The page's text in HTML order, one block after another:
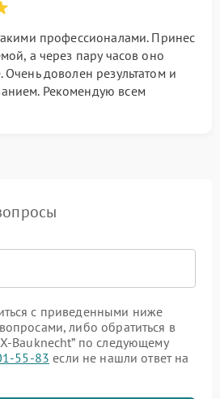
профессионалами. Принес
а через пару часов оно
доволен результатом и
Рекомендую всем
с приведенными ниже
либо обратиться в
Bauknecht” по следующему
55-83 если не нашли ответ на